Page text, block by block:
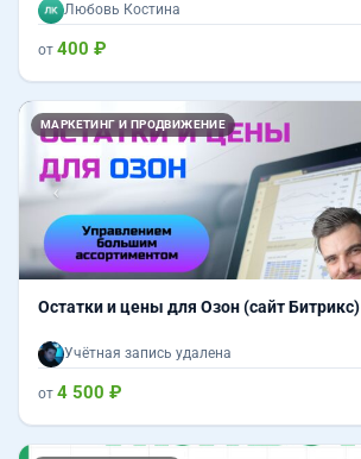
Любовь Костина
от 400 ₽
МАРКЕТИНГ И ПРОДВИЖЕНИЕ
Назад
Остатки и цены для Озон (сайт Битрикс)
Учётная запись удалена
от 4 500 ₽